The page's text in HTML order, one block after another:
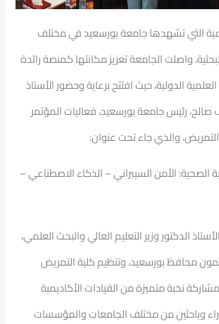
التي تشهدها جامعة بورسعيد في مختلف
واصلت الجامعة تعزيز مكانتها كمنصة رائدة
الدولية، حيث افتتح برعاية وحضور الأستاذ
رئيس جامعة بورسعيد، فعاليات المؤتمر
التمريض، والذي جاء تحت عنوان:
الصحية: الأمن السيبراني – الذكاء الاصطناعي –
الدكتور وزير التعليم العالي والبحث العلمي،
محافظ بورسعيد، وتنظيم كلية التمريض
نخبة متميزة من القيادات الأكاديمية
وباحثين من مختلف الجامعات والمؤسسات